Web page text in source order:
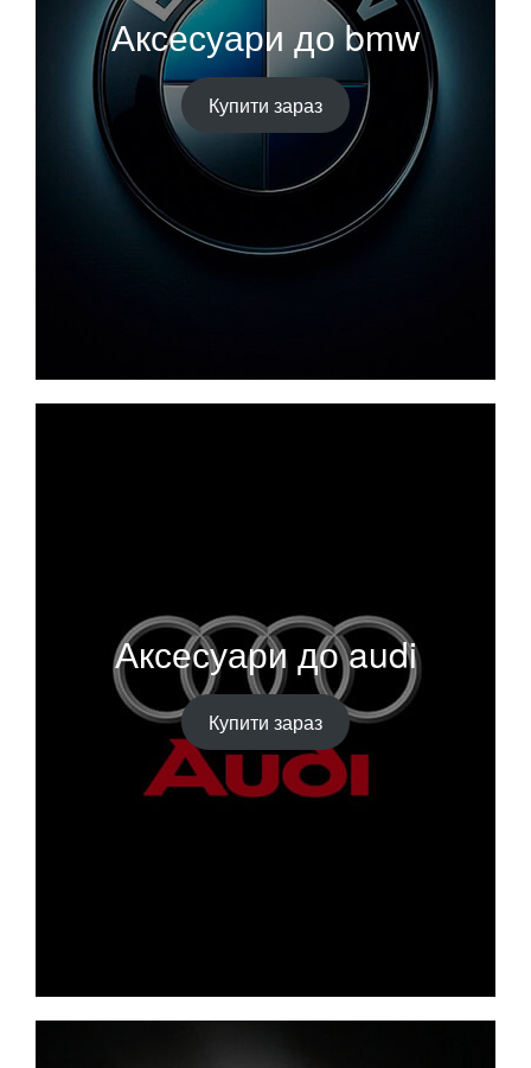
Аксесуари до bmw
Купити зараз
Аксесуари до audi
Купити зараз